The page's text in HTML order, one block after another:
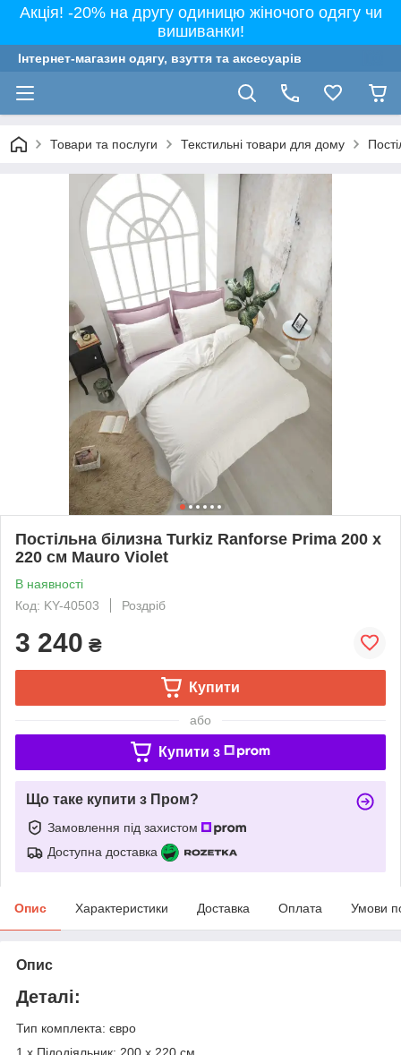
Акція! -20% на другу одиницю жіночого одягу чи
вишиванки!
Інтернет-магазин одягу, взуття та аксесуарів
Товари та послуги Текстильні товари для дому
Постільна білизна Turkiz Ranforse Prima 200 х
220 см Mauro Violet
В наявності
Код: KY-40503
Роздріб
3 240 ₴
Купити
або
Купити з
Що таке купити з Пром?
Замовлення під захистом
Доступна доставка
Опис Характеристики Доставка Оплата Умови
Опис
Деталі:
Тип комплекта: євро